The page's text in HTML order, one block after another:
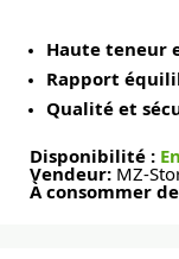
Haute teneur
Rapport
Qualité et
Disponibilité :
Vendeur: MZ-
À consommer